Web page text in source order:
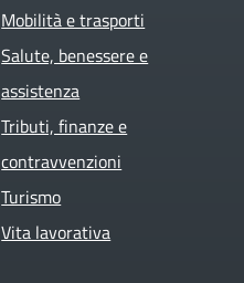
Mobilità e trasporti
Salute, benessere e
assistenza
Tributi, finanze e
contravvenzioni
Turismo
Vita lavorativa